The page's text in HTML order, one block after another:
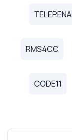
RMS4CC
CODE11